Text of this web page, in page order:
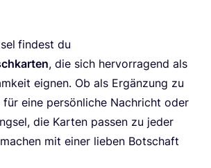
fin­dest du
, die sich her­vor­ra­gend als
eig­nen. Ob als Ergän­zung zu
für eine per­sön­li­che Nach­richt oder
die Kar­ten pas­sen zu jeder
mit einer lie­ben Bot­schaft